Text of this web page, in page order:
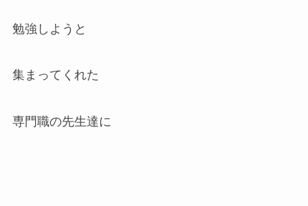
勉強しようと
集まってくれた
専門職の先生達に